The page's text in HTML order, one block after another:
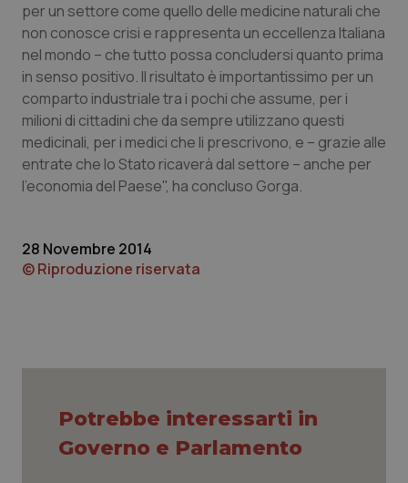
Marche
Molise
Piemonte
Provincia Autonoma di Bolzano
Puglia
Umbria
Donna & Salute
Epatiti
HIV
Infezioni & Febbre
Malattie rare
Oftalmologia
per un settore come quello delle medicine naturali che
non conosce crisi e rappresenta un eccellenza Italiana
nel mondo – che tutto possa concludersi quanto prima
in senso positivo. Il risultato è importantissimo per un
comparto industriale tra i pochi che assume, per i
milioni di cittadini che da sempre utilizzano questi
medicinali, per i medici che li prescrivono, e – grazie alle
entrate che lo Stato ricaverà dal settore – anche per
l'economia del Paese", ha concluso Gorga.
28 Novembre 2014
© Riproduzione riservata
Potrebbe interessarti in
Governo e Parlamento